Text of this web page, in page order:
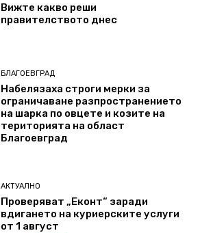
Вижте какво реши
правителството днес
БЛАГОЕВГРАД
Набелязаха строги мерки за
ограничаване разпространението
на шарка по овцете и козите на
територията на област
Благоевград
АКТУАЛНО
Проверяват „Еконт“ заради
вдигането на куриерските услуги
от 1 август